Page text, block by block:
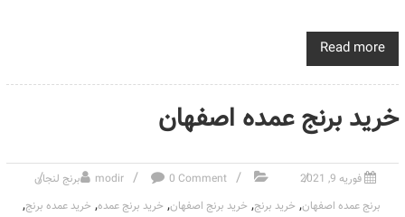
Read more
خرید برنج عمده اصفهان
فوریه 9, 2021 modir 0 Comment
برنج لنجان
برنج عمده اصفهان, خرید برنج, خرید برنج اصفهان, خرید برنج عمده, خرید عمده برنج,